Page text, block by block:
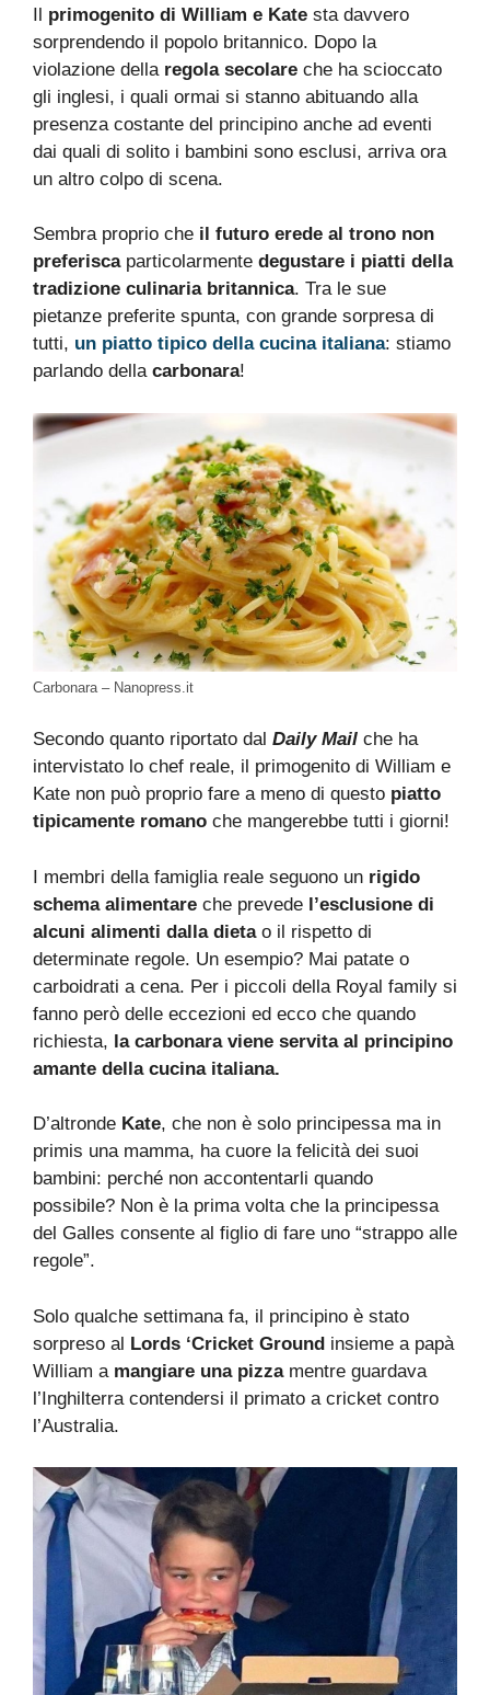
Il primogenito di William e Kate sta davvero
sorprendendo il popolo britannico. Dopo la
violazione della regola secolare che ha scioccato
gli inglesi, i quali ormai si stanno abituando alla
presenza costante del principino anche ad eventi
dai quali di solito i bambini sono esclusi, arriva ora
un altro colpo di scena.
Sembra proprio che il futuro erede al trono non
preferiscaparticolarmente degustare i piatti della
tradizione culinaria britannica. Tra le sue
pietanze preferite spunta, con grande sorpresa di
tutti, un piatto tipico della cucina italiana: stiamo
parlando della carbonara!
Carbonara – Nanopress.it
Secondo quanto riportato dal Daily Mail che ha
intervistato lo chef reale, il primogenito di William e
Kate non può proprio fare a meno di questo piatto
tipicamente romano che mangerebbe tutti i giorni!
I membri della famiglia reale seguono un rigido
schema alimentare che prevede l’esclusione di
alcuni alimenti dalla dietao il rispetto di
determinate regole. Un esempio? Mai patate o
carboidrati a cena. Per i piccoli della Royal family si
fanno però delle eccezioni ed ecco che quando
richiesta, la carbonara viene servita al principino
amante della cucina italiana.
D’altronde Kate, che non è solo principessa ma in
primis una mamma, ha cuore la felicità dei suoi
bambini: perché non accontentarli quando
possibile? Non è la prima volta che la principessa
del Galles consente al figlio di fare uno “strappo alle
regole”.
Solo qualche settimana fa, il principino è stato
sorpreso al Lords ‘Cricket Ground insieme a papà
William a mangiare una pizzamentre guardava
l’Inghilterra contendersi il primato a cricket contro
l’Australia.